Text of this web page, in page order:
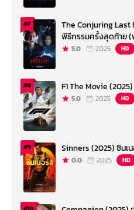
#7
The Conjuring Last
พิธีกรรมครั้งสุดท้าย (
5.0 2025 HD
#8 F1 The Movie
5.0 2025 HD
#9 Sinners (2025) ซินเ
0.0 2025 HD